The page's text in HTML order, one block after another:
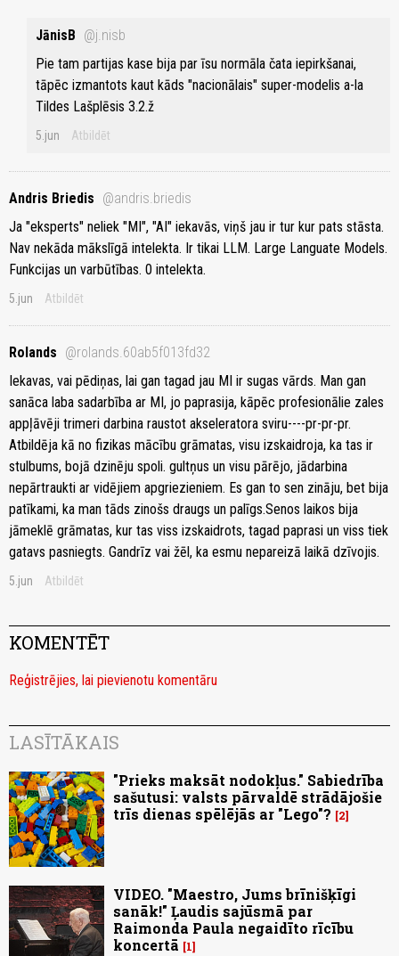
JānisB @j.nisb
Pie tam partijas kase bija par īsu normāla čata iepirkšanai,
tāpēc izmantots kaut kāds "nacionālais" super-modelis a-la
Tildes Lašplēsis 3.2.ž
5.jun Atbildēt
Andris Briedis @andris.briedis
Ja "eksperts" neliek "MI", "AI" iekavās, viņš jau ir tur kur pats stāsta.
Nav nekāda mākslīgā intelekta. Ir tikai LLM. Large Languate Models.
Funkcijas un varbūtības. 0 intelekta.
5.jun Atbildēt
Rolands @rolands.60ab5f013fd32
Iekavas, vai pēdiņas, lai gan tagad jau MI ir sugas vārds. Man gan
sanāca laba sadarbība ar MI, jo paprasija, kāpēc profesionālie zales
appļāvēji trimeri darbina raustot akseleratora sviru----pr-pr-pr.
Atbildēja kā no fizikas mācību grāmatas, visu izskaidroja, ka tas ir
stulbums, bojā dzinēju spoli. gultņus un visu pārējo, jādarbina
nepārtraukti ar vidējiem apgriezieniem. Es gan to sen zināju, bet bija
patīkami, ka man tāds zinošs draugs un palīgs.Senos laikos bija
jāmeklē grāmatas, kur tas viss izskaidrots, tagad paprasi un viss tiek
gatavs pasniegts. Gandrīz vai žēl, ka esmu nepareizā laikā dzīvojis.
5.jun Atbildēt
KOMENTĒT
Reģistrējies, lai pievienotu komentāru
LASĪTĀKAIS
"Prieks maksāt nodokļus." Sabiedrība
sašutusi: valsts pārvaldē strādājošie
trīs dienas spēlējās ar "Lego"?
2
VIDEO. "Maestro, Jums brīnišķīgi
sanāk!" Ļaudis sajūsmā par
Raimonda Paula negaidīto rīcību
koncertā
1